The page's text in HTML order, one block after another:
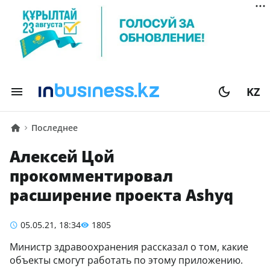
KZ
Последнее
Алексей Цой
прокомментировал
расширение проекта Ashyq
05.05.21, 18:34 1805
Министр здравоохранения рассказал о том, какие
объекты смогут работать по этому приложению.